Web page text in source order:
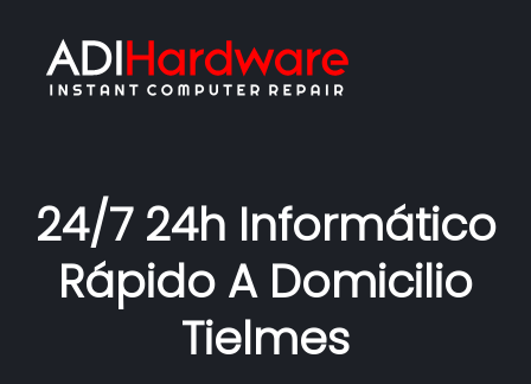
24/7 24h Informático
Rápido A Domicilio
Tielmes